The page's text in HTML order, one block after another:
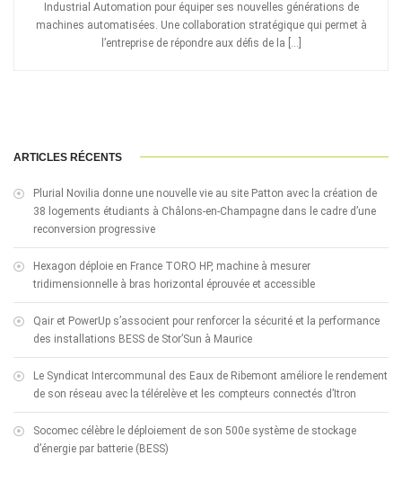
Industrial Automation pour équiper ses nouvelles générations de
machines automatisées. Une collaboration stratégique qui permet à
l’entreprise de répondre aux défis de la […]
ARTICLES RÉCENTS
Plurial Novilia donne une nouvelle vie au site Patton avec la création de
38 logements étudiants à Châlons-en-Champagne dans le cadre d’une
reconversion progressive
Hexagon déploie en France TORO HP, machine à mesurer
tridimensionnelle à bras horizontal éprouvée et accessible
Qair et PowerUp s’associent pour renforcer la sécurité et la performance
des installations BESS de Stor’Sun à Maurice
Le Syndicat Intercommunal des Eaux de Ribemont améliore le rendement
de son réseau avec la télérelève et les compteurs connectés d’Itron
Socomec célèbre le déploiement de son 500e système de stockage
d’énergie par batterie (BESS)